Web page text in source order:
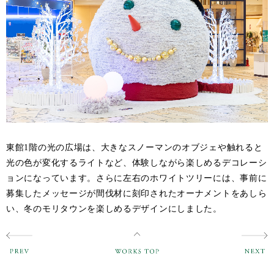
東館1階の光の広場は、大きなスノーマンのオブジェや触れると
光の色が変化するライトなど、体験しながら楽しめるデコレーシ
ョンになっています。さらに左右のホワイトツリーには、事前に
募集したメッセージが間伐材に刻印されたオーナメントをあしら
い、冬のモリタウンを楽しめるデザインにしました。